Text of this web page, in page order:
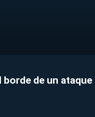
borde de un ataque